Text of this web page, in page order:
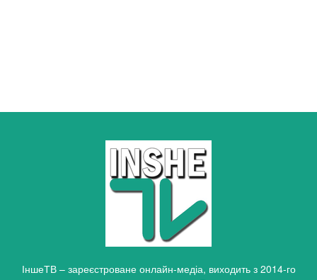
ІншеТВ – зареєстроване онлайн-медіа, виходить з 2014-го